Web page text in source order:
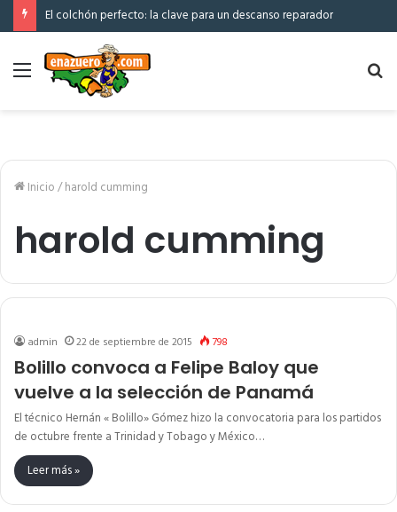
El colchón perfecto: la clave para un descanso reparador
Menú
Inicio/harold cumming
harold cumming
admin 22 de septiembre de 2015 798
Bolillo convoca a Felipe Baloy que
vuelve a la selección de Panamá
El técnico Hernán « Bolillo» Gómez hizo la convocatoria para los partidos
de octubre frente a Trinidad y Tobago y México…
Leer más »